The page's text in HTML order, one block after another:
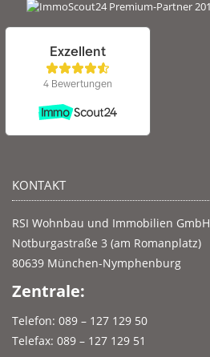
KONTAKT
RSI Wohnbau und Immobilien GmbH
Notburgastraße 3 (am Romanplatz)
80639 München-Nymphenburg
Zentrale:
Telefon: 089 – 127 129 50
Telefax: 089 – 127 129 51